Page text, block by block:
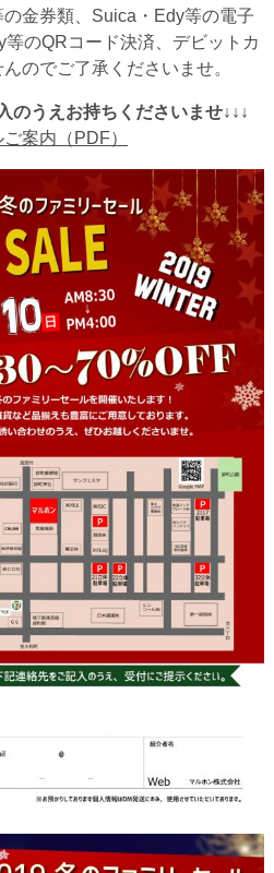
金券類、Suica・Edy等の電子
のQRコード決済、デビットカ
のでご了承くださいませ。
のうえお持ちくださいませ↓↓↓
案内（PDF）